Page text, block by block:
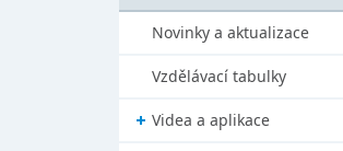
Novinky a aktualizace
Vzdělávací tabulky
Videa a aplikace